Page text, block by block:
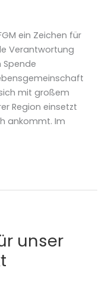
ein Zeichen für
Verantwortung
Spende
mit großem
Region einsetzt
ankommt. Im
unser